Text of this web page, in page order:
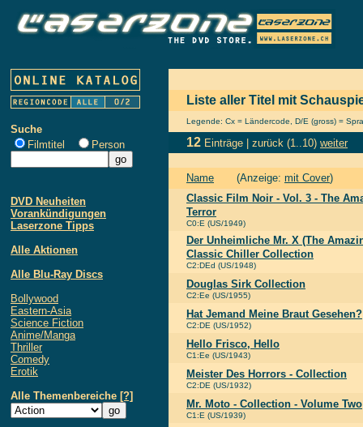
Suche
Filmtitel
Person
DVD Neuheiten
Vorankündigungen
Laserzone Tipps
Alle Aktionen
Alle Blu-Ray Discs
Bollywood
Eastern-Asia
Science Fiction
Anime/Manga
Thriller
Comedy
Erotik
Alle Themenbereiche [?]
Liste aller Titel mit
Legende: Cx = Ländercode, D/E (gross) =
12 Einträge | zurück (1..10) weiter
Name (Anzeige: mit Cover)
Classic Film Noir - Vol. 3 - The
Terror
C0:E (US/1949)
Der Unheimliche Mr. X (The
Classic Chiller Collection
C2:DEd (US/1948)
Douglas Sirk Collection
C2:Ee (US/1955)
Hat Jemand Meine Braut Gesehen?
C2:DE (US/1952)
Hello Frisco, Hello
C1:Ee (US/1943)
Meister Des Horrors - Collection
C2:DE (US/1932)
Mr. Moto - Collection - Volume Two
C1:E (US/1939)